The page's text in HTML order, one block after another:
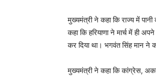
मुख्यमंत्री ने कहा कि राज्य में
कहा कि हरियाणा ने मार्च में ही
कर दिया था। भगवंत सिंह मान ने
मुख्यमंत्री ने कहा कि कांग्रेस,